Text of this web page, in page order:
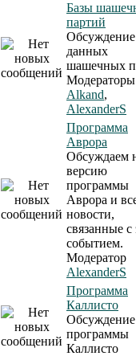
Базы
партий
Обсуждение
данных
шашечных
Модераторы
Alkand,
AlexanderS
Программа
Аврора
Обсуждаем
версию
программы
Аврора и
новости,
связанные с
событием.
Модератор
AlexanderS
Программа
Каллисто
Обсуждение
программы
Каллисто